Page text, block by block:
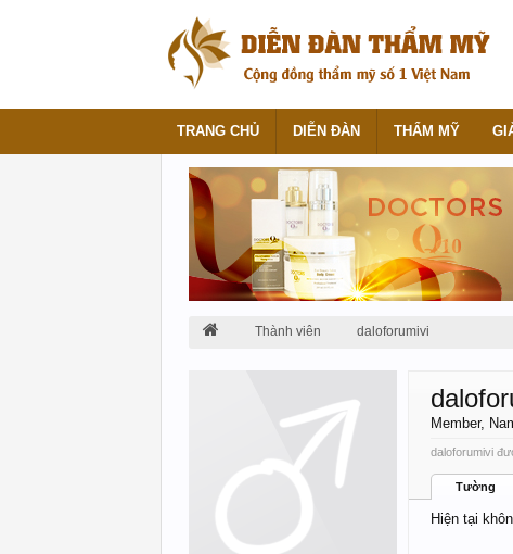
Thành viên daloforumivi
Member,
daloforumivi
Tường
Hiện tại
TRANG CHỦ DIỄN ĐÀN THẨM MỸ